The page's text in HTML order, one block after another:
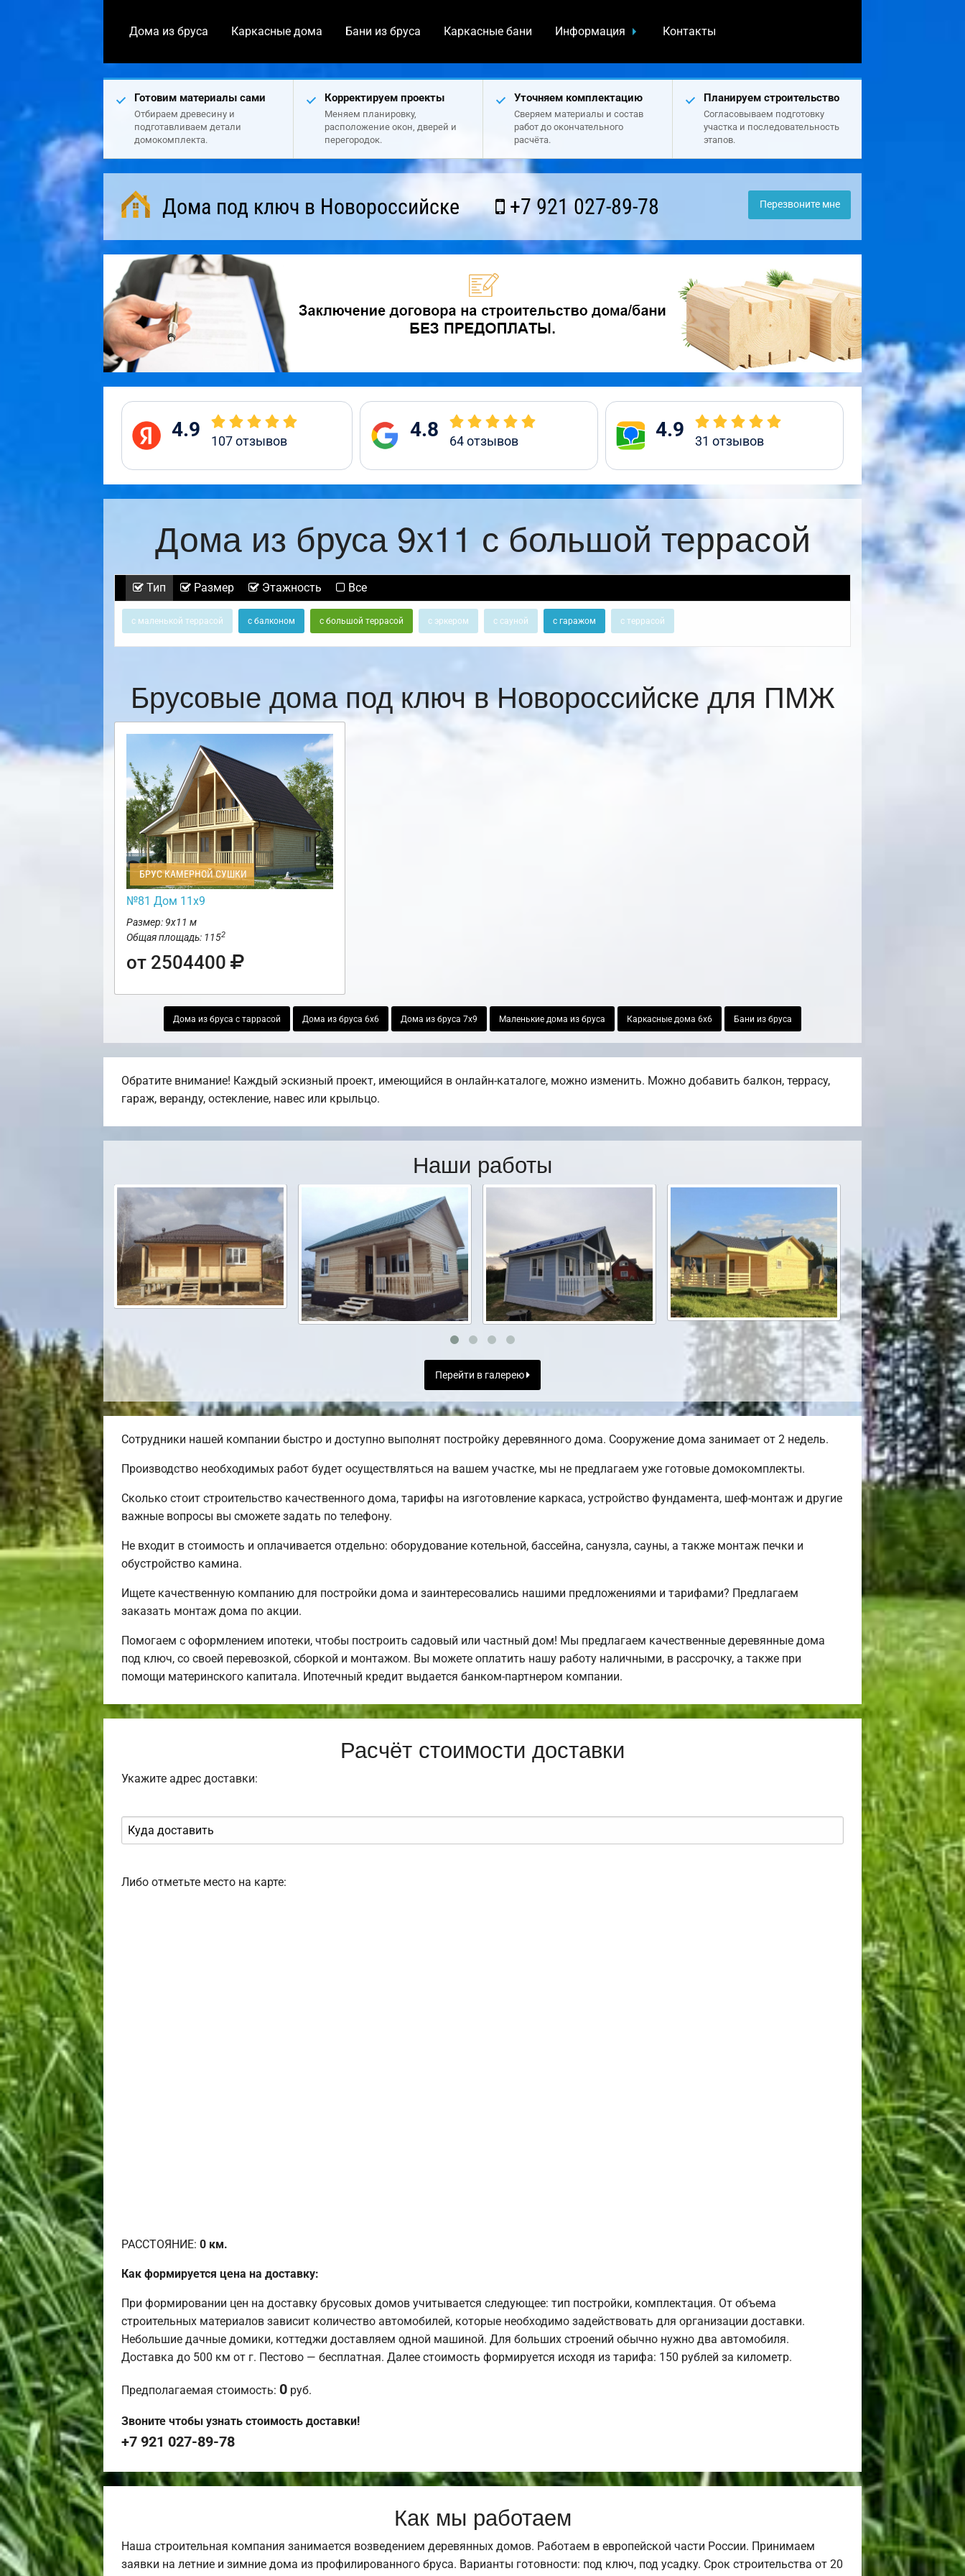
Дома из бруса Каркасные дома Бани из бруса Каркасные бани Информация Контакты
Готовим материалы сами
Отбираем древесину и
подготавливаем детали
домокомплекта.
Корректируем проекты
Меняем планировку,
расположение окон, дверей и
перегородок.
Уточняем комплектацию
Сверяем материалы и состав
работ до окончательного
расчёта.
Планируем строительство
Согласовываем подготовку
участка и последовательность
этапов.
Дома под ключ в Новороссийске +7 921 027-89-78 Перезвоните мне
4.9 107отзывов 4.8 64отзывов 4.9 31 отзывов
Дома из бруса 9х11 с большой террасой
Тип Размер Этажность Все
с маленькой террасой с балконом с большой террасой с эркером с сауной с гаражом с террасой
Брусовые дома под ключ в Новороссийске для ПМЖ
БРУС КАМЕРНОЙ СУШКИ
№81 Дом 11х9
Размер: 9х11 м
Общая площадь: 1152
от 2504400
Дома из бруса с таррасой Дома из бруса 6х6 Дома из бруса 7х9 Маленькие дома из бруса Каркасные дома 6х6 Бани из бруса
Обратите внимание! Каждый эскизный проект, имеющийся в онлайн-каталоге, можно изменить. Можно добавить балкон, террасу,
гараж, веранду, остекление, навес или крыльцо.
Наши работы
Перейти в галерею
Сотрудники нашей компании быстро и доступно выполнят постройку деревянного дома. Сооружение дома занимает от 2 недель.
Производство необходимых работ будет осуществляться на вашем участке, мы не предлагаем уже готовые домокомплекты.
Сколько стоит строительство качественного дома, тарифы на изготовление каркаса, устройство фундамента, шеф-монтаж и другие
важные вопросы вы сможете задать по телефону.
Не входит в стоимость и оплачивается отдельно: оборудование котельной, бассейна, санузла, сауны, а также монтаж печки и
обустройство камина.
Ищете качественную компанию для постройки дома и заинтересовались нашими предложениями и тарифами? Предлагаем
заказать монтаж дома по акции.
Помогаем с оформлением ипотеки, чтобы построить садовый или частный дом! Мы предлагаем качественные деревянные дома
под ключ, со своей перевозкой, сборкой и монтажом. Вы можете оплатить нашу работу наличными, в рассрочку, а также при
помощи материнского капитала. Ипотечный кредит выдается банком-партнером компании.
Расчёт стоимости доставки
Укажите адрес доставки:
Либо отметьте место на карте:
РАССТОЯНИЕ: 0 км.
Как формируется цена на доставку:
При формировании цен на доставку брусовых домов учитывается следующее: тип постройки, комплектация. От объема
строительных материалов зависит количество автомобилей, которые необходимо задействовать для организации доставки.
Небольшие дачные домики, коттеджи доставляем одной машиной. Для больших строений обычно нужно два автомобиля.
Доставка до 500 км от г. Пестово — бесплатная. Далее стоимость формируется исходя из тарифа: 150 рублей за километр.
Предполагаемая стоимость: 0 руб.
Звоните чтобы узнать стоимость доставки!
+7 921 027-89-78
Как мы работаем
Наша строительная компания занимается возведением деревянных домов. Работаем в европейской части России. Принимаем
заявки на летние и зимние дома из профилированного бруса. Варианты готовности: под ключ, под усадку. Срок строительства от 20